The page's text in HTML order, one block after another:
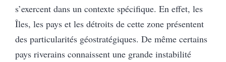
s’exercent dans un contexte spécifique. En effet, les
Îles, les pays et les détroits de cette zone présentent
des particularités géostratégiques. De même certains
pays riverains connaissent une grande instabilité